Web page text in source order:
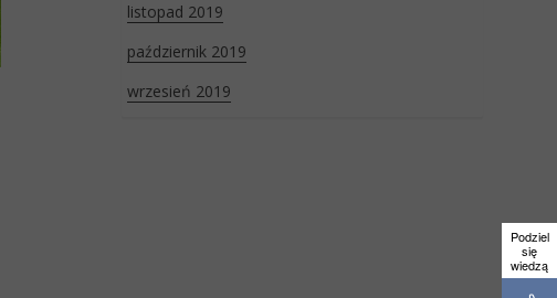
listopad 2019
październik 2019
wrzesień 2019
Podziel
się
wiedzą